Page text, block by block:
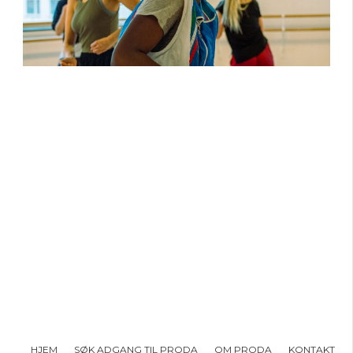
HJEM SØK ADGANG TIL PRODA OM PRODA KONTAKT